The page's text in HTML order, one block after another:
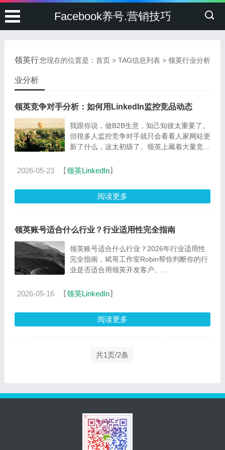
Facebook养号.营销技巧
您现在的位置是：首页 > TAG信息列表 > 领英行业分析
领英行
业分析
领英竞争对手分析：如何用LinkedIn监控竞品动态
我跟你说，做B2B生意，知己知彼太重要了。
但很多人监控竞争对手就只会看看人家网站更
新了什么，这太初级了。领英上藏着大量竞品
布了...
2026-05-23 【领英LinkedIn】
阅读更多
领英账号适合什么行业？行业适用性完全指南
领英账号适合什么行业？2026年行业适用性
完全指南，斌哥工作室Robin帮你判断你的行
业是否适合用领英开发客户。...
2026-05-16 【领英LinkedIn】
阅读更多
共1页/2条